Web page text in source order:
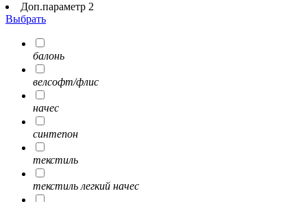
Доп.параметр 2
Выбрать
балонь
велсофт/флис
начес
синтепон
текстиль
текстиль легкий начес